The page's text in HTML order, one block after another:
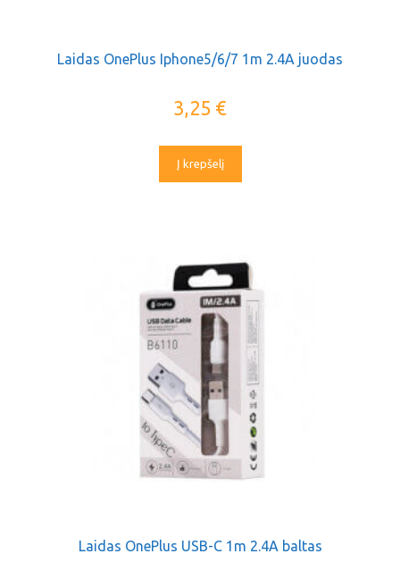
Laidas OnePlus Iphone5/6/7 1m 2.4A juodas
3,25 €
Į krepšelį
Laidas OnePlus USB-C 1m 2.4A baltas